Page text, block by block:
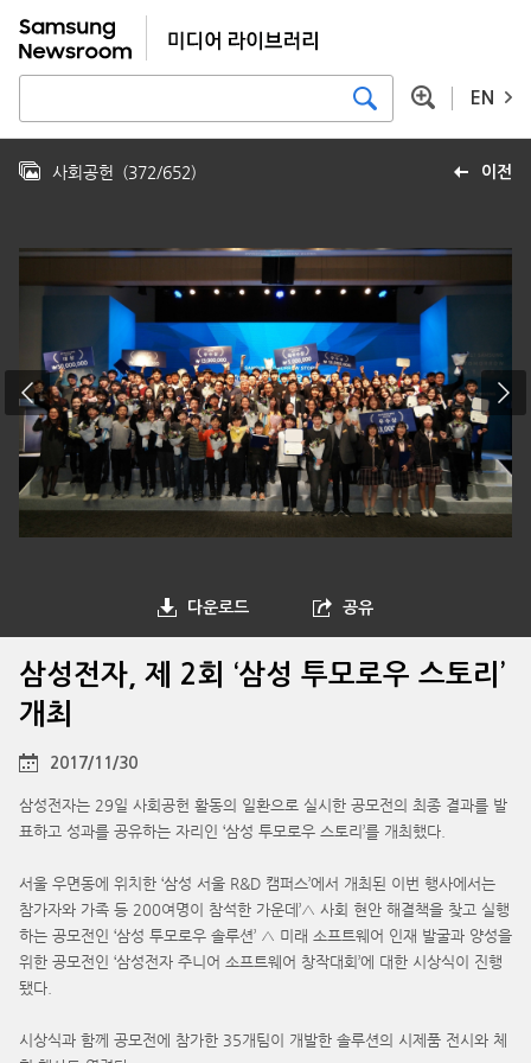
EN
이전
사회공헌 (372/652)
다운로드 공유
삼성전자, 제 2회 ‘삼성 투모로우 스토리’
개최
2017/11/30
삼성전자는 29일 사회공헌 활동의 일환으로 실시한 공모전의 최종 결과를 발
표하고 성과를 공유하는 자리인 ‘삼성 투모로우 스토리’를 개최했다.
서울 우면동에 위치한 ‘삼성 서울 R&D 캠퍼스’에서 개최된 이번 행사에서는
참가자와 가족 등 200여명이 참석한 가운데’△ 사회 현안 해결책을 찾고 실행
하는 공모전인 ‘삼성 투모로우 솔루션’ △ 미래 소프트웨어 인재 발굴과 양성을
위한 공모전인 ‘삼성전자 주니어 소프트웨어 창작대회’에 대한 시상식이 진행
됐다.
시상식과 함께 공모전에 참가한 35개팀이 개발한 솔루션의 시제품 전시와 체